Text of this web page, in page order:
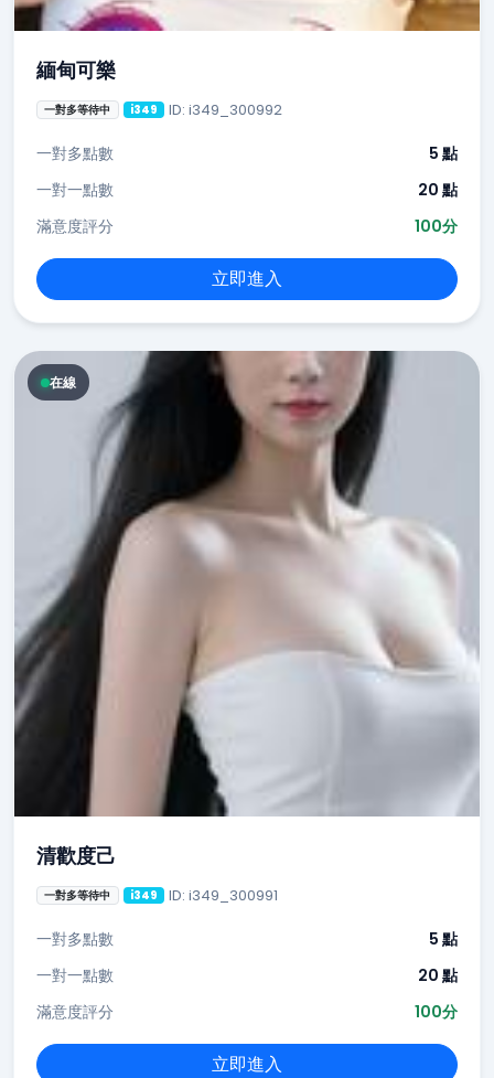
緬甸可樂
一對多等待中 i349 ID: i349_300992
一對多點數
5 點
一對一點數
20 點
滿意度評分
100分
立即進入
在線
清歡度己
一對多等待中 i349 ID: i349_300991
一對多點數
5 點
一對一點數
20 點
滿意度評分
100分
立即進入